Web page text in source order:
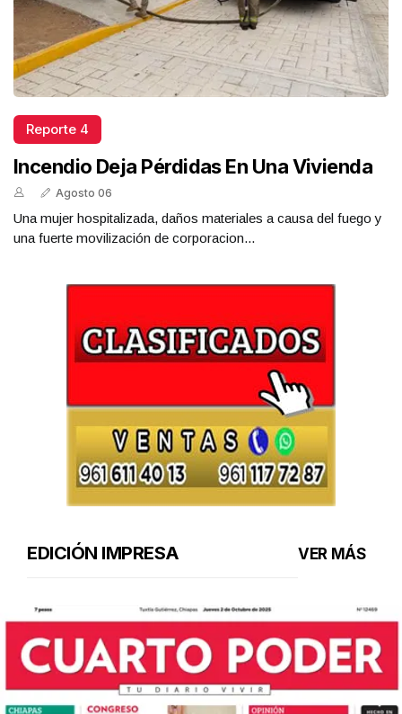
Reporte 4
Incendio Deja Pérdidas En Una Vivienda
Agosto 06
Una mujer hospitalizada, daños materiales a causa del fuego y
una fuerte movilización de corporacion...
EDICIÓN IMPRESA VER MÁS